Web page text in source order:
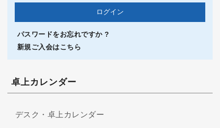
パスワードをお忘れですか ?
新規ご入会はこちら
卓上カレンダー
デスク・卓上カレンダー